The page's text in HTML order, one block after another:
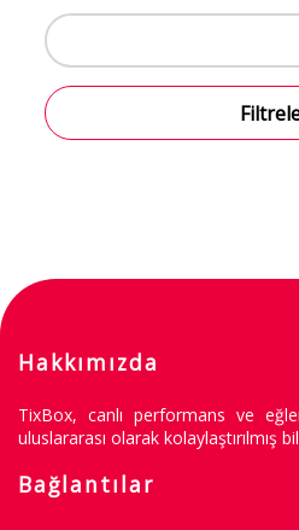
Hakkımızda
TixBox, canlı performans ve
uluslararası olarak kolaylaştırılmış
Bağlantılar